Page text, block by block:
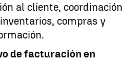
al cliente, coordinación
compras y
de facturación en